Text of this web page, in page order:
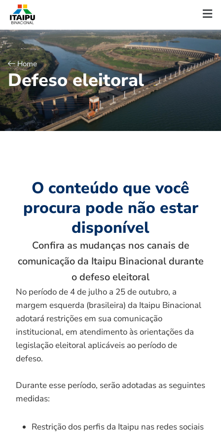
Home
Defeso eleitoral
O conteúdo que você
procura pode não estar
disponível
Confira as mudanças nos canais de
comunicação da Itaipu Binacional durante
o defeso eleitoral
No período de 4 de julho a 25 de outubro, a
margem esquerda (brasileira) da Itaipu Binacional
adotará restrições em sua comunicação
institucional, em atendimento às orientações da
legislação eleitoral aplicáveis ao período de
defeso.
Durante esse período, serão adotadas as seguintes
medidas:
Restrição dos perfis da Itaipu nas redes sociais